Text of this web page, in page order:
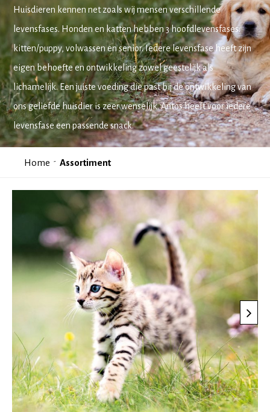
Huisdieren kennen net zoals wij mensen verschillende
levensfases. Honden en katten hebben 3 hoofdlevensfases:
kitten/puppy, volwassen en senior. Iedere levensfase heeft zijn
eigen behoefte en ontwikkeling zowel geestelijk als
lichamelijk. Een juiste voeding die past bij de ontwikkeling van
ons geliefde huisdier is zeer wenselijk. Antos heeft voor iedere
levensfase een passende snack.
Home Assortiment